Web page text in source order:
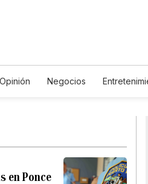
Opinión Negocios
en Ponce